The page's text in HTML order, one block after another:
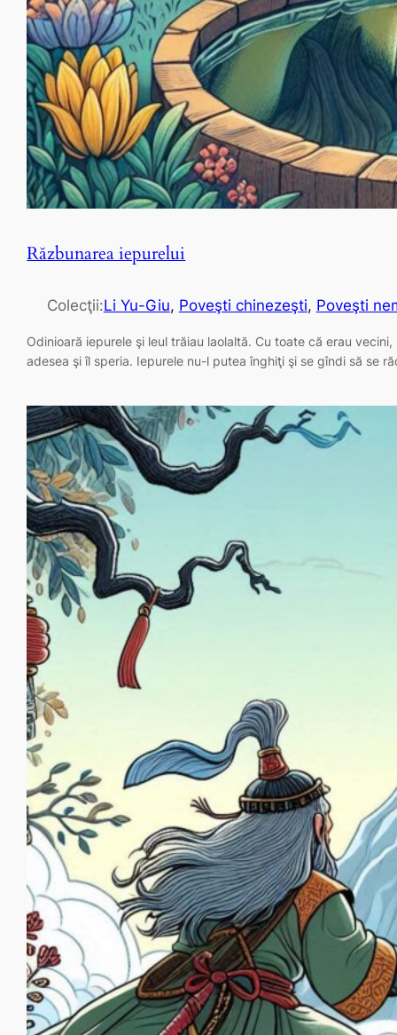
Răzbunarea iepurelui
Colecţii:Li Yu-Giu, Poveşti chinezeşti, Poveşti
Odinioară iepurele şi leul trăiau laolaltă. Cu toate că erau
adesea şi îl speria. Iepurele nu-l putea înghiţi şi se gîndi să se